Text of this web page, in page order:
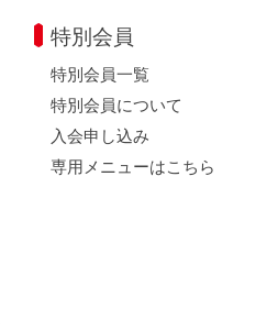
特別会員
特別会員一覧
特別会員について
入会申し込み
専用メニューはこちら